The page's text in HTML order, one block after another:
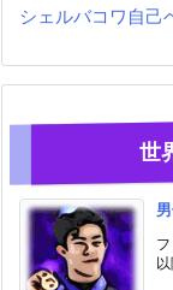
シェルバコワ自己
世